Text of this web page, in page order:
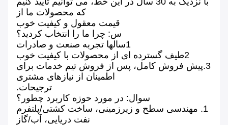
که محصولات ما از
قیمت معقول و کیفیت خوب
س: چرا ما را انتخاب کردید؟
1سالها تجربه صنعت و صادرات
2طیف گسترده ای از محصولات با کیفیت خوب
3.پیش فروش کامل، پس از فروش تیم خدمات برای
اطمینان از نیازهای مشتری
ترجیحات.
سوال: در مورد حوزه کاربرد چطور؟
1. مهندسی سطح و زیرزمینی، ساخت کشتی/پلتفرم
نفت دریایی، آب/گاز